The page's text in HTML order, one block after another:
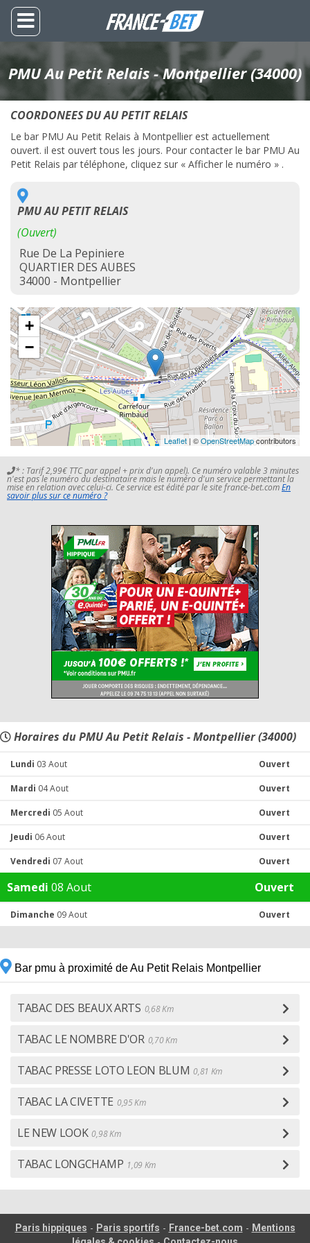
PMU Au Petit Relais - Montpellier (34000)
COORDONEES DU AU PETIT RELAIS
Le bar PMU Au Petit Relais à Montpellier est actuellement
ouvert. il est ouvert tous les jours. Pour contacter le bar PMU Au
Petit Relais par téléphone, cliquez sur « Afficher le numéro » .
PMU AU PETIT RELAIS
(Ouvert)
Rue De La Pepiniere
QUARTIER DES AUBES
34000 - Montpellier
+
−
Leaflet | ©OpenStreetMapcontributors
* : Tarif 2,99€ TTC par appel + prix d'un appel). Ce numéro valable 3 minutes
n'est pas le numéro du destinataire mais le numéro d'un service permettant la
mise en relation avec celui-ci. Ce service est édité par le site france-bet.comEn
savoir plus sur ce numéro ?
Horaires du PMU Au Petit Relais - Montpellier (34000)
Lundi 03 Aout Ouvert
Mardi 04 Aout Ouvert
Mercredi 05 Aout Ouvert
Jeudi 06 Aout Ouvert
Vendredi 07 Aout Ouvert
Samedi 08 Aout Ouvert
Dimanche 09 Aout Ouvert
Bar pmu à proximité de Au Petit Relais Montpellier
TABAC DES BEAUX ARTS 0,68 Km
TABAC LE NOMBRE D'OR 0,70 Km
TABAC PRESSE LOTO LEON BLUM 0,81 Km
TABAC LA CIVETTE 0,95 Km
LE NEW LOOK 0,98 Km
TABAC LONGCHAMP 1,09 Km
Paris hippiques - Paris sportifs - France-bet.com - Mentions